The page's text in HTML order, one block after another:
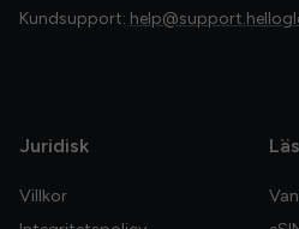
Kundsupport:
Juridisk
Villkor